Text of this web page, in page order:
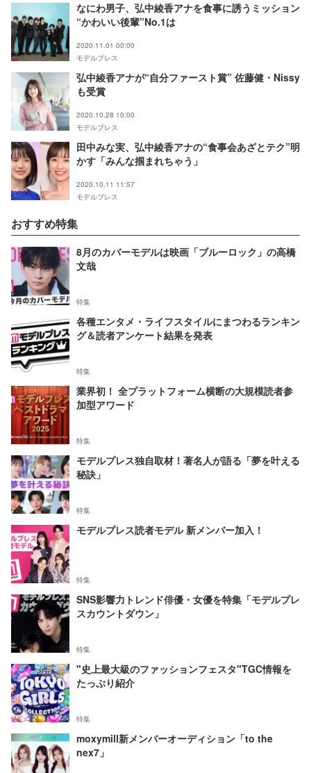
なにわ男子、弘中綾香アナを食事に誘うミッション
“かわいい後輩”No.1は
2020.11.01 00:00
モデルプレス
弘中綾香アナが“自分ファースト賞” 佐藤健・Nissy
も受賞
2020.10.28 10:00
モデルプレス
田中みな実、弘中綾香アナの“食事会あざとテク”明
かす「みんな掴まれちゃう」
2020.10.11 11:57
モデルプレス
おすすめ特集
8月のカバーモデルは映画「ブルーロック」の高橋
文哉
特集
各種エンタメ・ライフスタイルにまつわるランキン
グ＆読者アンケート結果を発表
特集
業界初！ 全プラットフォーム横断の大規模読者参
加型アワード
特集
モデルプレス独自取材！著名人が語る「夢を叶える
秘訣」
特集
モデルプレス読者モデル 新メンバー加入！
特集
SNS影響力トレンド俳優・女優を特集「モデルプレ
スカウントダウン」
特集
"史上最大級のファッションフェスタ"TGC情報を
たっぷり紹介
特集
moxymill新メンバーオーディション「to the
nex7」